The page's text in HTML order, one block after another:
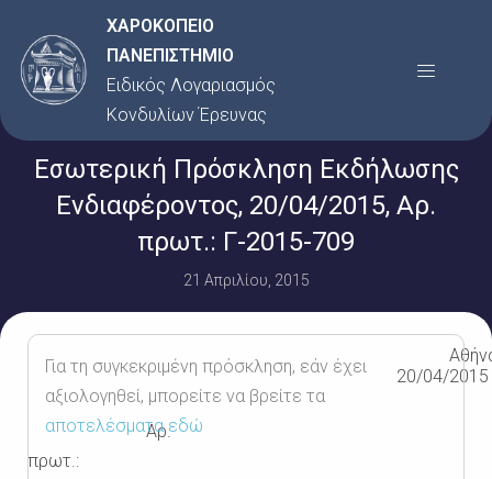
στο
περιεχόμενο
ΧΑΡΟΚΟΠΕΙΟ
ΠΑΝΕΠΙΣΤΗΜΙΟ
Ειδικός Λογαριασμός
Κονδυλίων Έρευνας
Menu
Εσωτερική Πρόσκληση Εκδήλωσης
Ενδιαφέροντος, 20/04/2015, Αρ.
πρωτ.: Γ-2015-709
21 Απριλίου, 2015
20/04/2015
Αρ.
πρωτ.:
Για τη συγκεκριμένη πρόσκληση, εάν έχει
αξιολογηθεί, μπορείτε να βρείτε τα
αποτελέσματα εδώ